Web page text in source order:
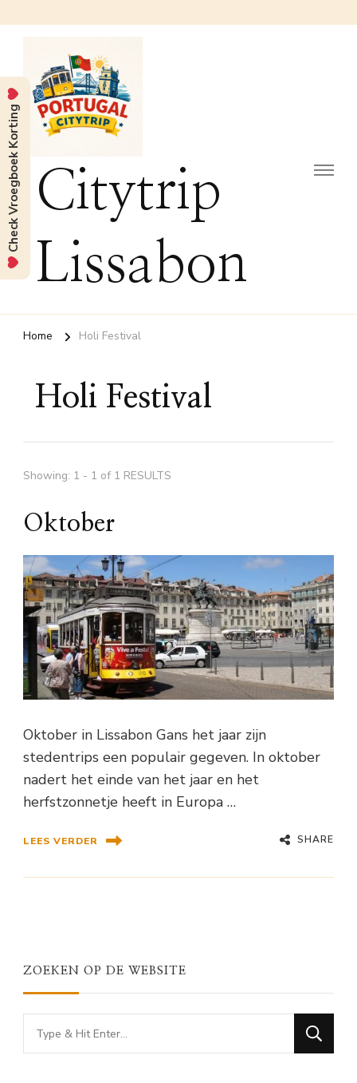
Citytrip
Lissabon
Home Holi Festival
Holi Festival
Showing: 1 - 1 of 1 RESULTS
Oktober
Oktober in Lissabon Gans het jaar zijn
stedentrips een populair gegeven. In oktober
nadert het einde van het jaar en het
herfstzonnetje heeft in Europa …
LEES VERDER SHARE
ZOEKEN OP DE WEBSITE
Looking
for
Check Vroegboek Korting